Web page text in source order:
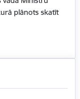
plānots skatīt